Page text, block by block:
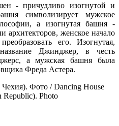
- причудливо изогнутой и
символизирует мужское
а изогнутая башня -
архитекторов, женское начало
его. Изогнутая,
Джинджер, в честь
а мужская башня была
Фреда Астера.